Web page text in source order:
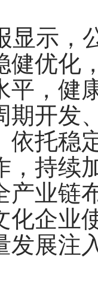
显示，
健优化
平，健
期开发
依托稳
，持续
产业链
化企业
发展注